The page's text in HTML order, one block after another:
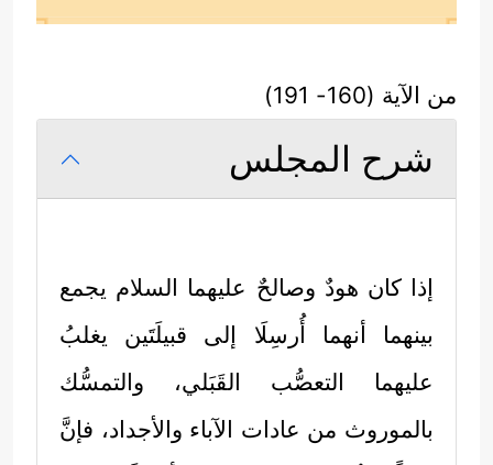
من الآية (160- 191)
شرح المجلس
إذا كان هودٌ وصالحٌ عليهما السلام يجمع
بينهما أنهما أُرسِلَا إلى قبيلَتَين يغلبُ
عليهما التعصُّب القَبَلي، والتمسُّك
بالموروث من عادات الآباء والأجداد، فإنَّ